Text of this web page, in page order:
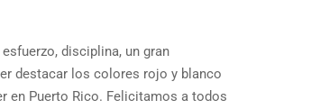
disciplina, un gran
destacar los colores rojo y blanco
en Puerto Rico. Felicitamos a todos